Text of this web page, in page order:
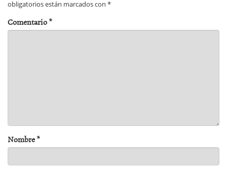
obligatorios están marcados con *
Comentario*
Nombre*